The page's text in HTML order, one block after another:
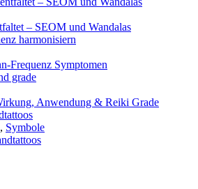
– SEOM und Wandalas
Frequenz Symptomen
Anwendung & Reiki Grade
, Symbole